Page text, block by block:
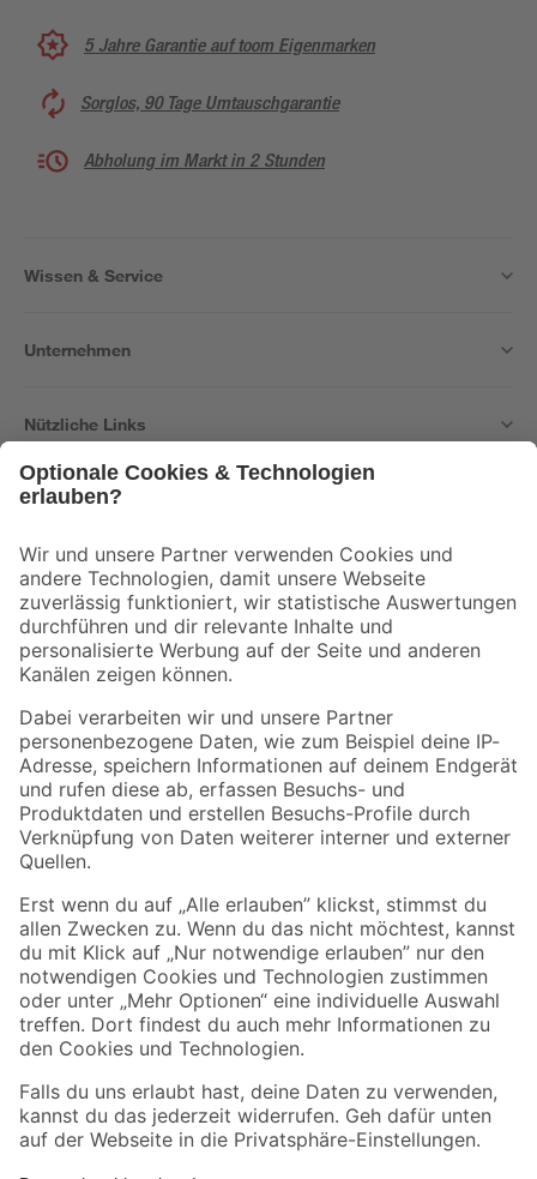
5 Jahre Garantie auf toom Eigenmarken
Sorglos, 90 Tage Umtauschgarantie
Abholung im Markt in 2 Stunden
Wissen & Service
Unternehmen
Nützliche Links
Der toom Newsletter: Keine Angebote und Aktionen mehr verpassen!
Zur Newsletter Anmeldung
Folge uns
Zahlungsarten Versandarten
Sicher einkaufen
Jetzt die toom-App herunterladen
Alle Preisangaben in EUR inkl. gesetzl. MwSt.. Die dargestellten Angebote sind unter
Umständen nicht in allen Märkten verfügbar. Die angegebenen Verfügbarkeiten beziehen